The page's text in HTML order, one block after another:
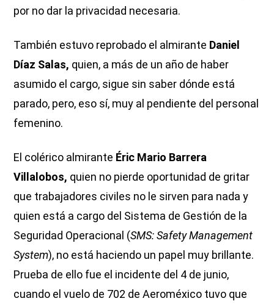
por no dar la privacidad necesaria.
También estuvo reprobado el almirante Daniel
Díaz Salas, quien, a más de un año de haber
asumido el cargo, sigue sin saber dónde está
parado, pero, eso sí, muy al pendiente del personal
femenino.
El colérico almirante Éric Mario Barrera
Villalobos, quien no pierde oportunidad de gritar
que trabajadores civiles no le sirven para nada y
quien está a cargo del Sistema de Gestión de la
Seguridad Operacional (SMS: Safety Management
System), no está haciendo un papel muy brillante.
Prueba de ello fue el incidente del 4 de junio,
cuando el vuelo de 702 de Aeroméxico tuvo que